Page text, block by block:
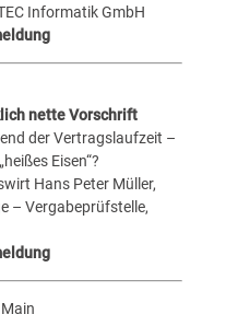
Informatik GmbH
nette Vorschrift
der Vertragslaufzeit –
Eisen“?
Hans Peter Müller,
– Vergabeprüfstelle,